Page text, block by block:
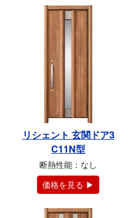
リシェント 玄関ドア3
C11N型
断熱性能：なし
価格を見る ▶